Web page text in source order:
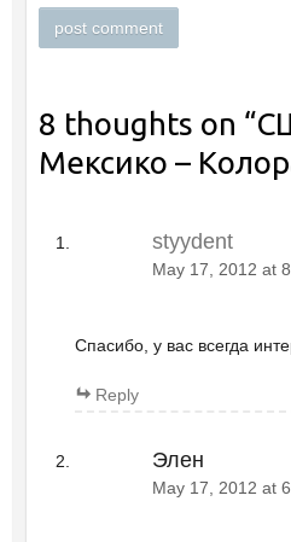
8 thoughts on “
Мексико –
styydent
May 17, 2012 at
Спасибо, у вас всегда
Reply
Элен
May 17, 2012 at